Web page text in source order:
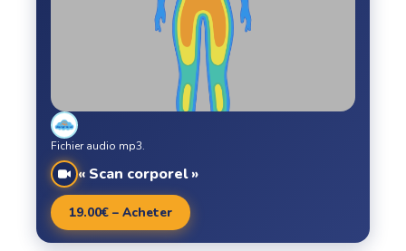
« Scan corporel »
Fichier audio mp3.
19.00€ – Acheter